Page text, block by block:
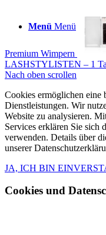
Menü Menü
Premium Wimpern
LASHSTYLISTEN – 1
Nach oben scrollen
Cookies ermöglichen eine
Dienstleistungen. Wir
Website zu analysieren.
Services erklären Sie sich
verwenden. Details über
unserer
JA, ICH BIN
Cookies und